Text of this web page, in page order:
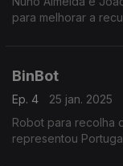
para melhorar a
BinBot
Ep. 4
25 jan. 2025
Robot para recolha
representou